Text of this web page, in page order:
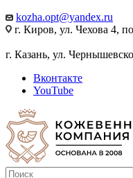
kozha.opt@yandex.ru
г. Киров, ул. Чехова 4,
г. Казань, ул.
Вконтакте
YouTube